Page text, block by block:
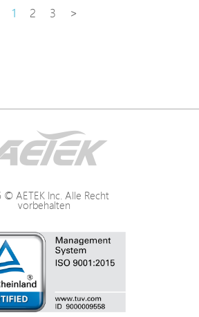
1 2 3 >
© AETEK Inc. Alle Recht
vorbehalten